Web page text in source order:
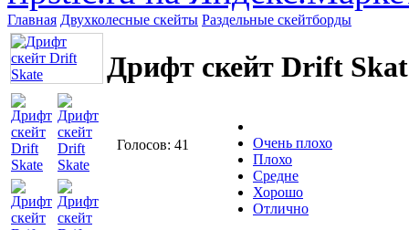
Главная Двухколесные скейты Раздельные скейтборды
Дрифт скейт Drift
Голосов: 41
Очень плохо
Плохо
Средне
Хорошо
Отлично